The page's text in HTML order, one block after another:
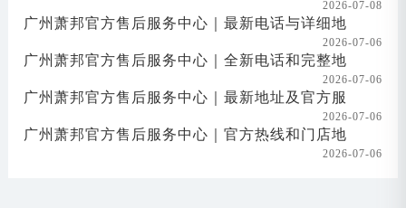
2026-07-08
广州萧邦官方售后服务中心｜最新电话与详细地
2026-07-06
广州萧邦官方售后服务中心｜全新电话和完整地
2026-07-06
广州萧邦官方售后服务中心｜最新地址及官方服
2026-07-06
广州萧邦官方售后服务中心｜官方热线和门店地
2026-07-06